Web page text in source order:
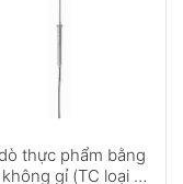
thực phẩm bằng
gỉ (TC loại T)